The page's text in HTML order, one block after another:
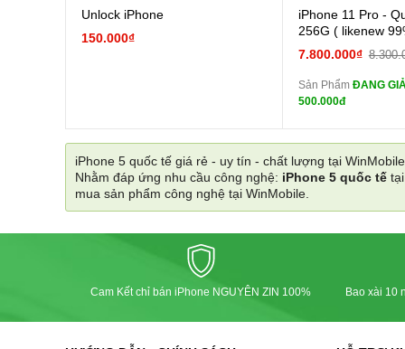
Unlock iPhone
150.000₫
màn
tai
Pin
iPhone 11 Pro -
256G ( likenew
7.800.000₫
Sản Phẩm ĐANG
500.000đ
iPhone 5 quốc tế giá rẻ - uy tín - chất lượng tại WinMobile.
Nhằm đáp ứng nhu cầu công nghệ: iPhone 5 quốc tế tại
mua sản phẩm công nghệ tại WinMobile.
Cam Kết chỉ bán iPhone NGUYÊN ZIN 100%
Bao xài 10